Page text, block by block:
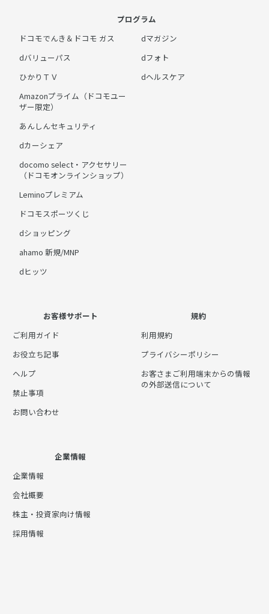
プログラム
ドコモでんき＆ドコモ ガス
dバリューパス
ひかりＴＶ
Amazonプライム（ドコモユー
ザー限定）
あんしんセキュリティ
dカーシェア
docomo select・アクセサリー
（ドコモオンラインショップ）
Leminoプレミアム
ドコモスポーツくじ
dショッピング
ahamo 新規/MNP
dヒッツ
dマガジン
dフォト
dヘルスケア
お客様サポート
ご利用ガイド
お役立ち記事
ヘルプ
禁止事項
お問い合わせ
規約
利用規約
プライバシーポリシー
お客さまご利用端末からの情報
の外部送信について
企業情報
企業情報
会社概要
株主・投資家向け情報
採用情報